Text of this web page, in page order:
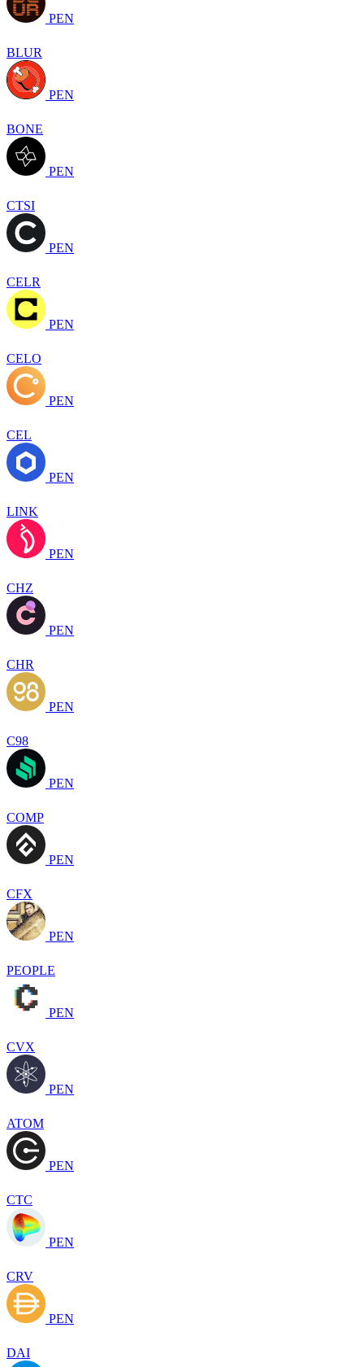
PEN
BLUR
PEN
BONE
PEN
CTSI
PEN
CELR
PEN
CELO
PEN
CEL
PEN
LINK
PEN
CHZ
PEN
CHR
PEN
C98
PEN
COMP
PEN
CFX
PEN
PEOPLE
PEN
CVX
PEN
ATOM
PEN
CTC
PEN
CRV
PEN
DAI